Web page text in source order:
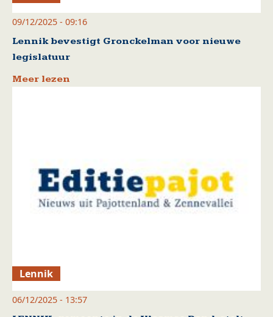
09/12/2025 - 09:16
Lennik bevestigt Gronckelman voor nieuwe
legislatuur
Meer lezen
Lennik
06/12/2025 - 13:57